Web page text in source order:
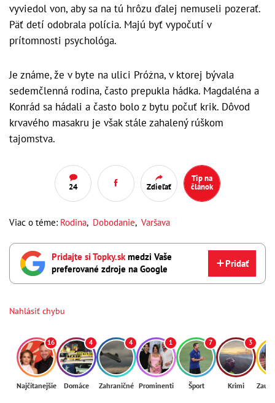
vyviedol von, aby sa na tú hrôzu ďalej nemuseli pozerať.
Päť detí odobrala polícia. Majú byť vypočutí v
prítomnosti psychológa.
Je známe, že v byte na ulici Próżna, v ktorej bývala
sedemčlenná rodina, často prepukla hádka. Magdaléna a
Konrád sa hádali a často bolo z bytu počuť krik. Dôvod
krvavého masakru je však stále zahalený rúškom
tajomstva.
24 Zdieľať
Tip na
článok
Viac o téme: Rodina, Dobodanie, Varšava
Pridajte si Topky.skmedzi Vaše
preferované zdroje na Google
Pridať
Nahlásiť chybu
16
Najčítanejšie
4
Domáce
4
Zahraničné
1
Prominenti
7
Šport
3
Krimi